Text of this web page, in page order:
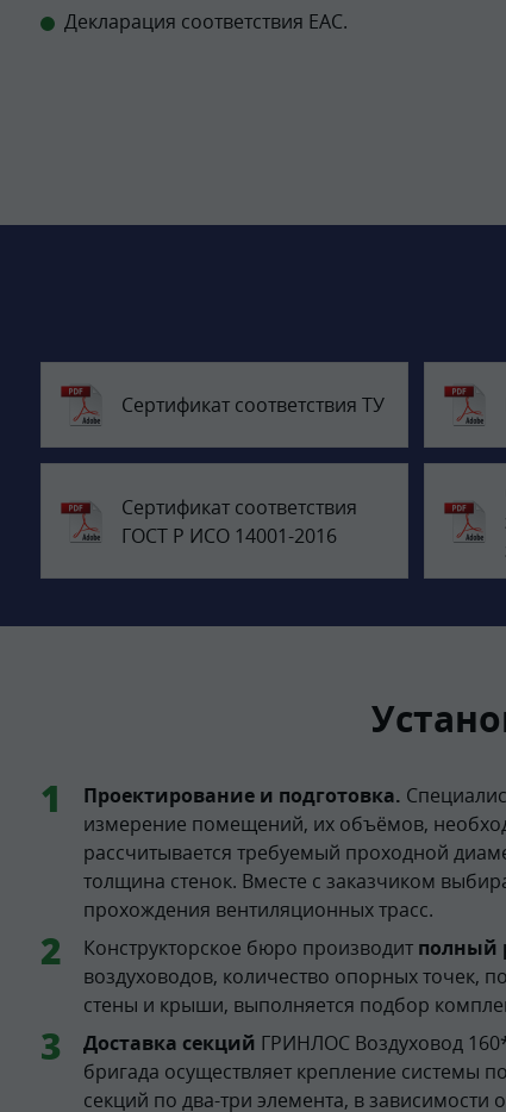
Декларация соответствия EAC.
Сертификат соответствия ТУ
Сертификат соответствия
ГОСТ Р ИСО 14001-2016
Проектирование и подготовка.
измерение помещений, их объёмов,
рассчитывается требуемый проходной
толщина стенок. Вместе с заказчиком
прохождения вентиляционных трасс.
Конструкторское бюро производит полный
воздуховодов, количество опорных точек,
стены и крыши, выполняется подбор
Доставка секций ГРИНЛОС Воздуховод
бригада осуществляет крепление системы
секций по два-три элемента, в зависимости